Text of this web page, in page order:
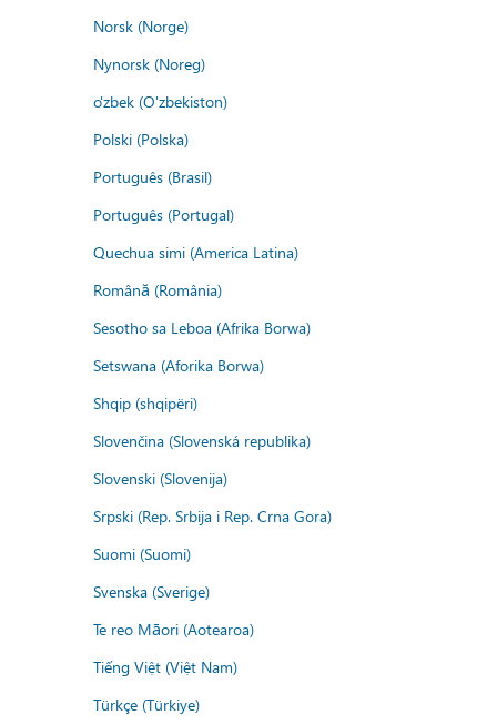
Norsk (Norge)
Nynorsk (Noreg)
o'zbek (O'zbekiston)
Polski (Polska)
Português (Brasil)
Português (Portugal)
Quechua simi (America Latina)
Română (România)
Sesotho sa Leboa (Afrika Borwa)
Setswana (Aforika Borwa)
Shqip (shqipëri)
Slovenčina (Slovenská republika)
Slovenski (Slovenija)
Srpski (Rep. Srbija i Rep. Crna Gora)
Suomi (Suomi)
Svenska (Sverige)
Te reo Māori (Aotearoa)
Tiếng Việt (Việt Nam)
Türkçe (Türkiye)